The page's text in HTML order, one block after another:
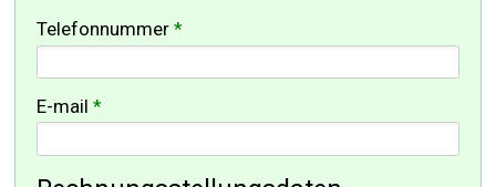
-
-
Telefonnummer *
E-mail *